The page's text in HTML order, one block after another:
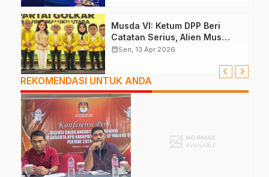
Musda VI: Ketum DPP Beri
Catatan Serius, Alien Mus
Mampu Atau Tidak?
calendar_monthSen, 13 Apr 2026
REKOMENDASI UNTUK ANDA